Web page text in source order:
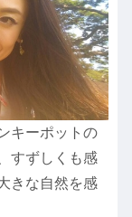
キーポットの
すずしくも感
きな自然を感